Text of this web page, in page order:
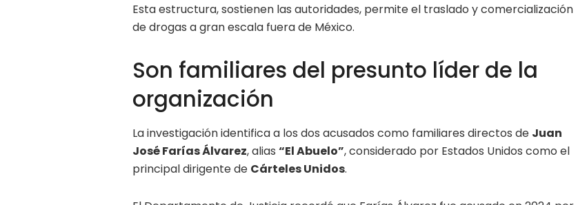
Esta estructura, sostienen las autoridades, permite el traslado y comercialización
de drogas a gran escala fuera de México.
Son familiares del presunto líder de la
organización
La investigación identifica a los dos acusados como familiares directos de Juan
José Farías Álvarez, alias “El Abuelo”, considerado por Estados Unidos como el
principal dirigente de Cárteles Unidos.